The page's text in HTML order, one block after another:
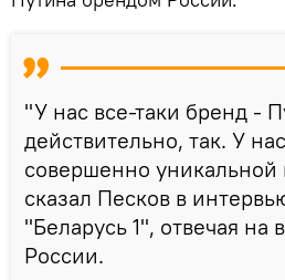
"У нас все-таки бренд -
действительно, так. У
совершенно
сказал Песков в
"Беларусь 1", отвечая на
России.